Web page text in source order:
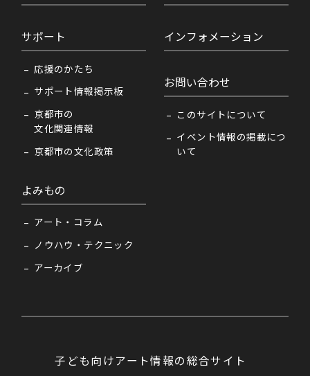
サポート
応援のかたち
サポート情報掲示板
京都市の
文化関連情報
京都市の文化政策
よみもの
アート・コラム
ノウハウ・テクニック
アーカイブ
インフォメーション
お問い合わせ
このサイトについて
イベント情報の掲載につ
いて
子ども向けアート情報の総合サイト